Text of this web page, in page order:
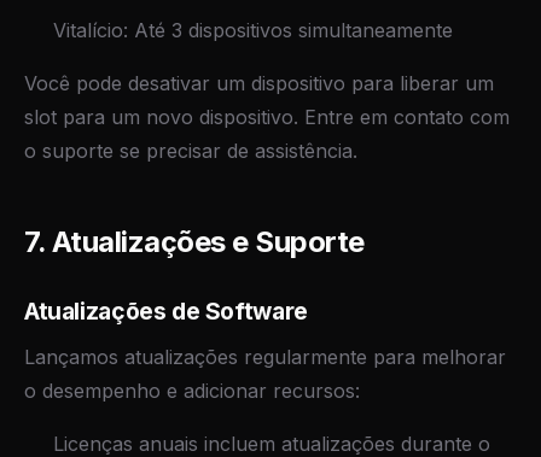
Vitalício: Até 3 dispositivos simultaneamente
Você pode desativar um dispositivo para liberar um
slot para um novo dispositivo. Entre em contato com
o suporte se precisar de assistência.
7. Atualizações e Suporte
Atualizações de Software
Lançamos atualizações regularmente para melhorar
o desempenho e adicionar recursos:
Licenças anuais incluem atualizações durante o